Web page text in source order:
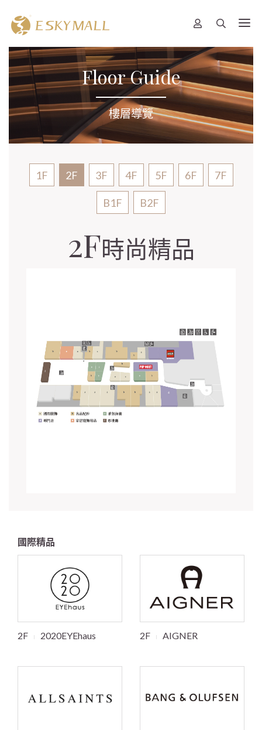
Floor Guide
樓層導覽
1F 2F 3F 4F 5F 6F 7F
B1F B2F
2F時尚精品
國際精品
2F 2020EYEhaus 2F AIGNER